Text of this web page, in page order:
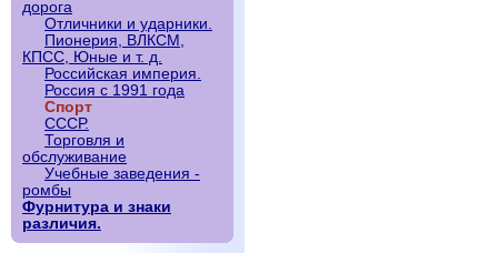
дорога
Отличники и ударники.
Пионерия, ВЛКСМ,
КПСС, Юные и т. д.
Российская империя.
Россия с 1991 года
Спорт
СССР.
Торговля и
обслуживание
Учебные заведения -
ромбы
Фурнитура и знаки
различия.